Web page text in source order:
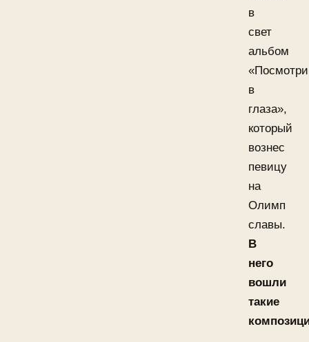
в
свет
альбом
«Посмотри
в
глаза»,
который
вознес
певицу
на
Олимп
славы.
В
него
вошли
такие